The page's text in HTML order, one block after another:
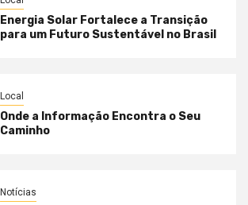
Energia Solar Fortalece a Transição
para um Futuro Sustentável no Brasil
Local
Onde a Informação Encontra o Seu
Caminho
Notícias